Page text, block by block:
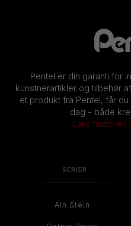
Pentel er din garanti for
kunstnerartikler og tilbehør
et produkt fra Pentel, får
dag - både
Læs historien
SERIER
Ain Stein